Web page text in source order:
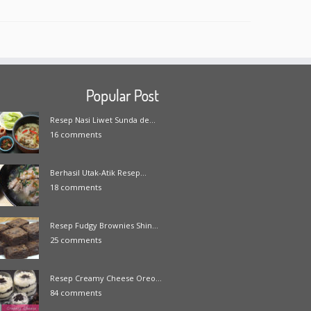
Popular Post
Resep Nasi Liwet Sunda de...
16 comments
Berhasil Utak-Atik Resep...
18 comments
Resep Fudgy Brownies Shin...
25 comments
Resep Creamy Cheese Oreo...
84 comments